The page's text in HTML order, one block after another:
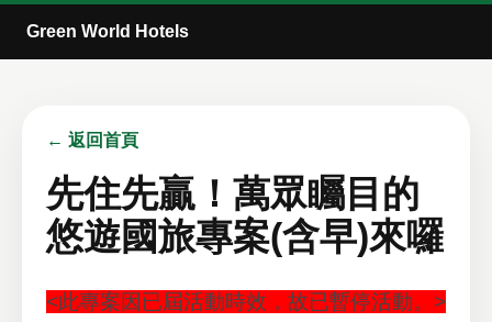
Green World Hotels
← 返回首頁
先住先贏！萬眾矚目的
悠遊國旅專案(含早)來囉
<此專案因已屆活動時效，故已暫停活動。>